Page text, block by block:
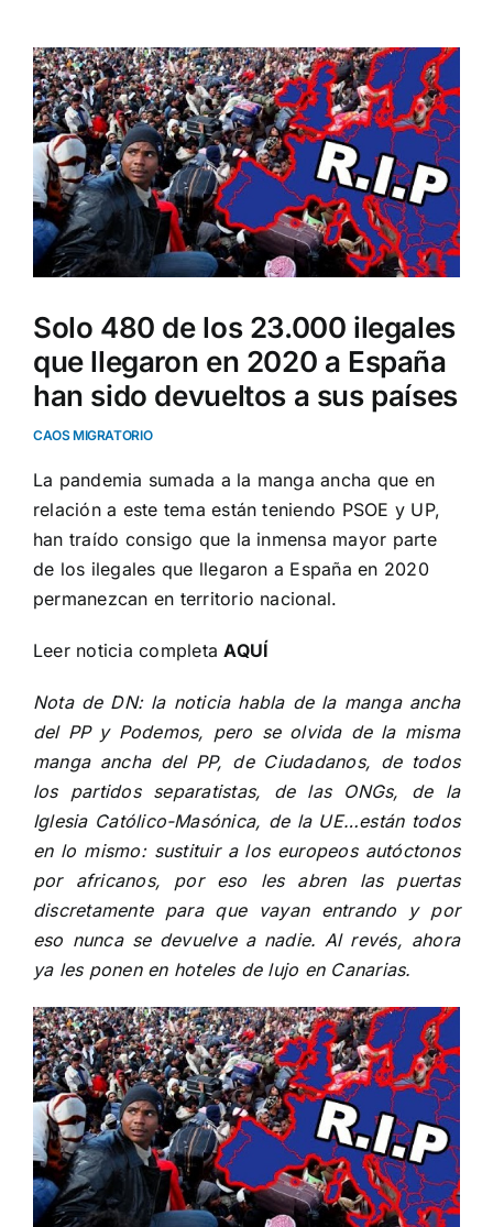
Ver
imagen
más
grande
Solo 480 de los 23.000 ilegales
que llegaron en 2020 a España
han sido devueltos a sus países
CAOS MIGRATORIO
La pandemia sumada a la manga ancha que en
relación a este tema están teniendo PSOE y UP,
han traído consigo que la inmensa mayor parte
de los ilegales que llegaron a España en 2020
permanezcan en territorio nacional.
Leer noticia completaAQUÍ
Nota de DN: la noticia habla de la manga ancha
del PP y Podemos, pero se olvida de la misma
manga ancha del PP, de Ciudadanos, de todos
los partidos separatistas, de las ONGs, de la
Iglesia Católico-Masónica, de la UE…están todos
en lo mismo: sustituir a los europeos autóctonos
por africanos, por eso les abren las puertas
discretamente para que vayan entrando y por
eso nunca se devuelve a nadie. Al revés, ahora
ya les ponen en hoteles de lujo en Canarias.